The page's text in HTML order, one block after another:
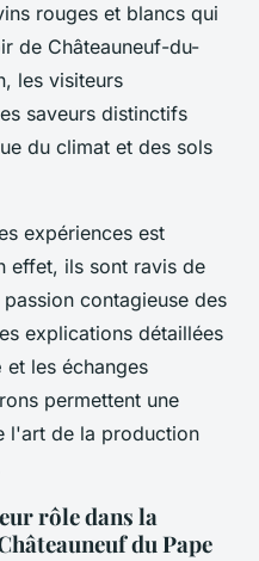
rouges et blancs qui
de Châteauneuf-du-
les visiteurs
saveurs distinctifs
du climat et des sols
expériences est
effet, ils sont ravis de
contagieuse des
explications détaillées
et les échanges
permettent une
l'art de la production
rôle dans la
du Pape